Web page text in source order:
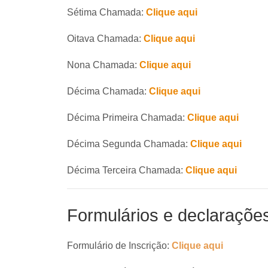
Sétima Chamada: Clique aqui
Oitava Chamada: Clique aqui
Nona Chamada: Clique aqui
Décima Chamada: Clique aqui
Décima Primeira Chamada: Clique aqui
Décima Segunda Chamada: Clique aqui
Décima Terceira Chamada: Clique aqui
Formulários e
Formulário de Inscrição: Clique aqui